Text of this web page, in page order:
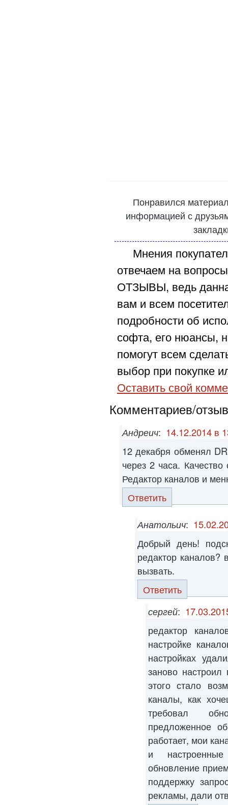
Понравился
информацией с
Мнения
отвечаем на
ОТЗЫВЫ, ведь
вам и всем
подробности об
софта, его нюансы,
помогут всем
выбор при покупке
Оставить свой
Комментариев/
Андреич: 14.12.2014 в
12 декабря обменял
через 2 часа.
Редактор каналов и
Ответить
Анатольич:
Добрый день!
редактор каналов?
вызвать.
Ответить
сергей:
редактор
настройке
настройках
заново
этого стало
каналы, как
требовал
предложенное
работает, мои
и
обновление
поддержку
рекламы, дали